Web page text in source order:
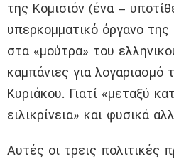
της Κομισιόν (ένα –
υπερκομματικό όργανο της
στα «μούτρα» του
καμπάνιες για λογαριασμό
Κυριάκου. Γιατί «μεταξύ
ειλικρίνεια» και φυσικά
Αυτές οι τρεις πολιτικές